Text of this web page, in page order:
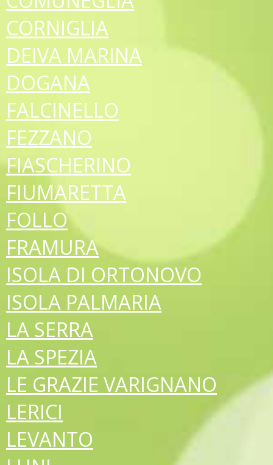
CORNIGLIA
DEIVA MARINA
DOGANA
FALCINELLO
FEZZANO
FIASCHERINO
FIUMARETTA
FOLLO
FRAMURA
ISOLA DI ORTONOVO
ISOLA PALMARIA
LA SERRA
LA SPEZIA
LE GRAZIE VARIGNANO
LERICI
LEVANTO